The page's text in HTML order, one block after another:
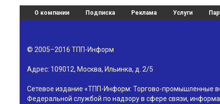
О компании Подписка Реклама Услуги
© 2005–2016 ТПП-Информ
Адрес: 109012, Москва, Ильинка, д. 2/5
Сетевое издание «ТПП-Информ: Торгово-промышленные
Федеральной службой по надзору в сфере связи,